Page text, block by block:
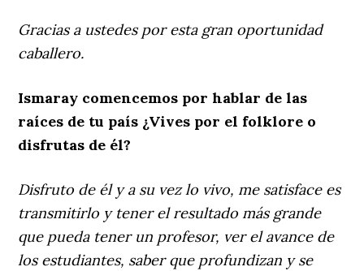
Gracias a ustedes por esta gran oportunidad
caballero.
Ismaray comencemos por hablar de las
raíces de tu país ¿Vives por el folklore o
disfrutas de él?
Disfruto de él y a su vez lo vivo, me satisface es
transmitirlo y tener el resultado más grande
que pueda tener un profesor, ver el avance de
los estudiantes, saber que profundizan y se